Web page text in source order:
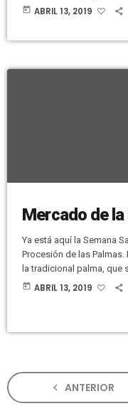
interior del Centro de
today ABRIL 13, 2019
Mercado de la
Ya está aquí la Semana
Procesión de las
la tradicional palma,
mercados que se
today ABRIL 13, 2019
navigate_before ANTERIOR